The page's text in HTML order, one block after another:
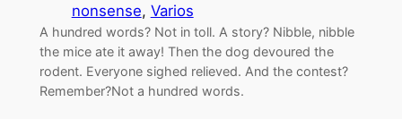
nonsense, Varios
A hundred words? Not in toll. A story? Nibble, nibble
the mice ate it away! Then the dog devoured the
rodent. Everyone sighed relieved. And the contest?
Remember?Not a hundred words.